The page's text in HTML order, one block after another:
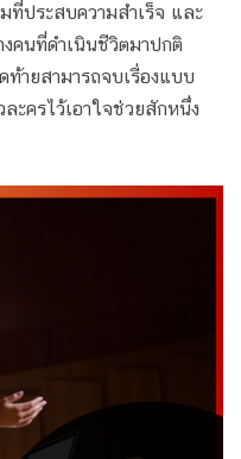
ที่ประสบความสำเร็จ และ
คนที่ดำเนินชีวิตมาปกติ
ายสามารถจบเรื่องแบบ
ะครไว้เอาใจช่วยสักหนึ่ง